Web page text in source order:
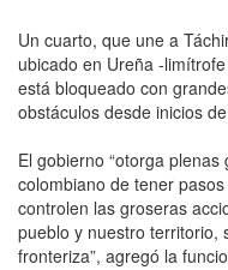
Un cuarto, que une a
ubicado en Ureña -
está bloqueado con
obstáculos desde inicios
El gobierno “otorga
colombiano de tener
controlen las groseras
pueblo y nuestro territorio,
fronteriza”, agregó la